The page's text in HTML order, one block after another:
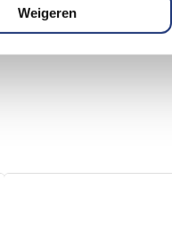
Weigeren